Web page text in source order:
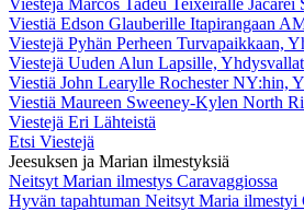
Viestiä Edson Glauberille Itapirangaan
Viestejä Pyhän Perheen Turvapaikkaan,
Viestejä Uuden Alun Lapsille, Yhdysvallat
Viestiä John Learylle Rochester NY:hin,
Viestiä Maureen Sweeney-Kylen North
Viestejä Eri Lähteistä
Etsi Viestejä
Jeesuksen ja Marian ilmestyksiä
Neitsyt Marian ilmestys Caravaggiossa
Hyvän tapahtuman Neitsyt Maria ilmestyi